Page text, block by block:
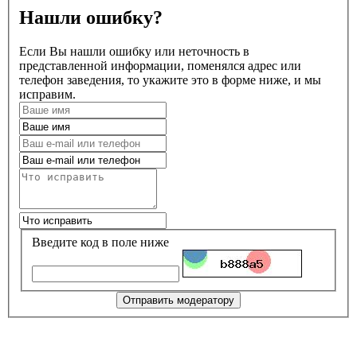
Нашли ошибку?
Если Вы нашли ошибку или неточность в
представленной информации, поменялся адрес или
телефон заведения, то укажите это в форме ниже, и мы
исправим.
Введите код в поле ниже
Отправить модератору